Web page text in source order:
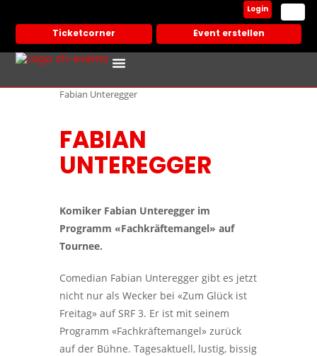
Ticketcorner Event erstellen
Login
Fabian Unteregger
FABIAN
UNTEREGGER
Komiker Fabian Unteregger im
Programm «Fachkräftemangel» auf
Tournee.
Comedian Fabian Unteregger gibt es jetzt
nicht nur als Wecker bei «Zum Glück ist
Freitag» auf SRF 3. Er ist mit seinem
Programm «Fachkräftemangel» zurück
auf der Bühne. Tagesaktuell, lustig, bissig